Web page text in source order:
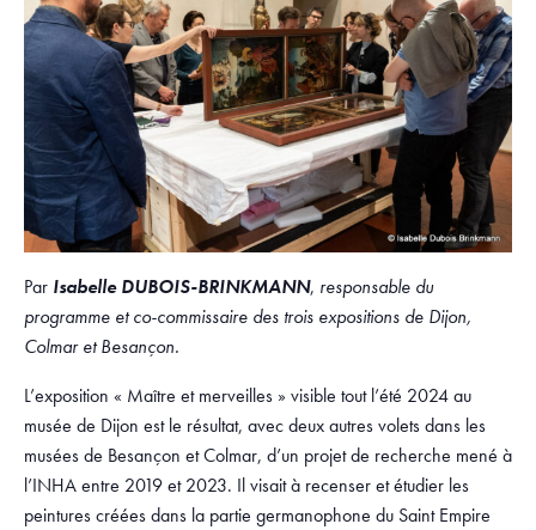
Par Isabelle DUBOIS-BRINKMANN, responsable du
programme et co-commissaire des trois expositions de Dijon,
Colmar et Besançon.
L’exposition « Maître et merveilles » visible tout l’été 2024 au
musée de Dijon est le résultat, avec deux autres volets dans les
musées de Besançon et Colmar, d’un projet de recherche mené à
l’INHA entre 2019 et 2023. Il visait à recenser et étudier les
peintures créées dans la partie germanophone du Saint Empire